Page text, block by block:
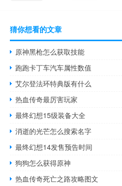
猜你想看的文章
原神黑枪怎么获取技能
跑跑卡丁车汽车属性数值
艾尔登法环特典版有什么
热血传奇最厉害玩家
最终幻想15级装备大全
消逝的光芒怎么搜索名字
最终幻想14发售预告时间
狗狗怎么获得原神
热血传奇死亡之路攻略图文